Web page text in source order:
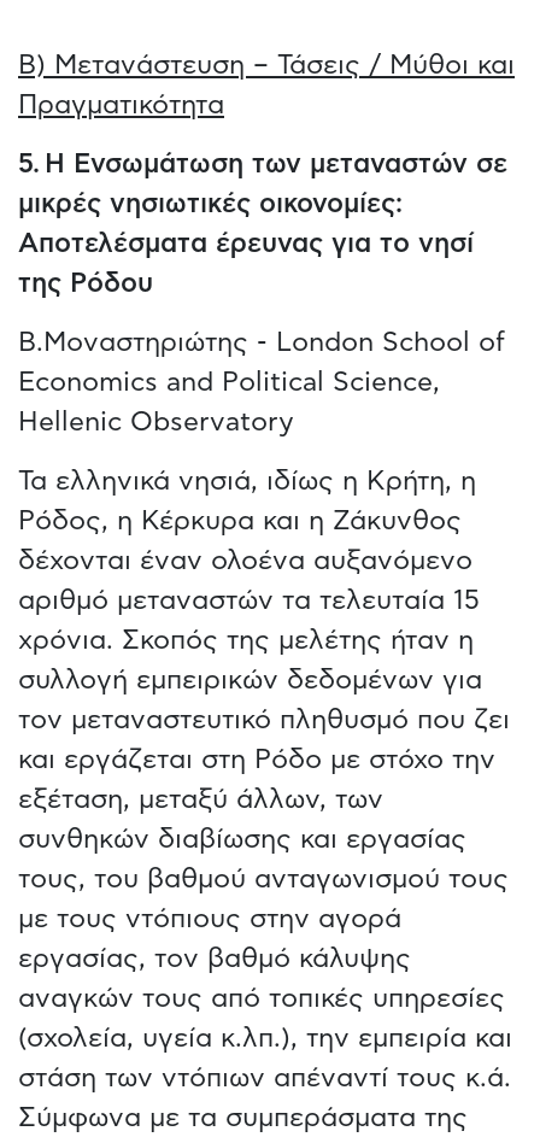
Β) Μετανάστευση – Τάσεις / Μύθοι και
Πραγματικότητα
5. Η Ενσωμάτωση των μεταναστών σε
μικρές νησιωτικές οικονομίες:
Αποτελέσματα έρευνας για το νησί
της Ρόδου
Β.Μοναστηριώτης - London School of
Economics and Political Science,
Hellenic Observatory
Τα ελληνικά νησιά, ιδίως η Κρήτη, η
Ρόδος, η Κέρκυρα και η Ζάκυνθος
δέχονται έναν ολοένα αυξανόμενο
αριθμό μεταναστών τα τελευταία 15
χρόνια. Σκοπός της μελέτης ήταν η
συλλογή εμπειρικών δεδομένων για
τον μεταναστευτικό πληθυσμό που ζει
και εργάζεται στη Ρόδο με στόχο την
εξέταση, μεταξύ άλλων, των
συνθηκών διαβίωσης και εργασίας
τους, του βαθμού ανταγωνισμού τους
με τους ντόπιους στην αγορά
εργασίας, τον βαθμό κάλυψης
αναγκών τους από τοπικές υπηρεσίες
(σχολεία, υγεία κ.λπ.), την εμπειρία και
στάση των ντόπιων απέναντί τους κ.ά.
Σύμφωνα με τα συμπεράσματα της